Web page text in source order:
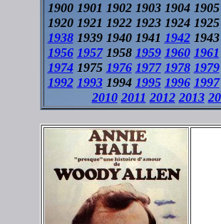
1900 1901 1902 1903 1904
1920 1921 1922 1923 1924
19381939 1940 1941 1942
1956 19571958 1959 1960 1961
19741975 1976 1977 1978 1979
1992 19931994 1995 1996 1997
2010 2011 2012 2013